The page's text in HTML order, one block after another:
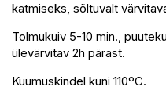
katmiseks, sõltuvalt
Tolmukuiv 5-10 min.,
ülevärvitav 2h pärast.
Kuumuskindel kuni 110ºC.